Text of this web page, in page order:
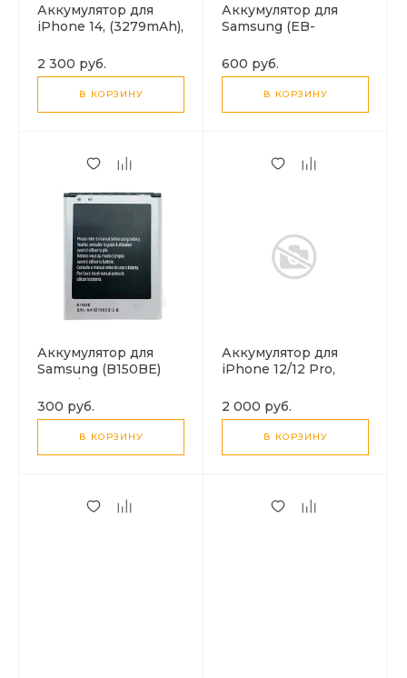
Аккумулятор для
iPhone 14, (3279mAh),
2 300 руб.
В КОРЗИНУ
Аккумулятор для
Samsung (EB-
G800F, Galaxy S5
Mini, AAA
600 руб.
В КОРЗИНУ
Аккумулятор для
Samsung (B150BE)
Core Duos, AAA
300 руб.
В КОРЗИНУ
Аккумулятор для
iPhone 12/12 Pro,
2 000 руб.
В КОРЗИНУ